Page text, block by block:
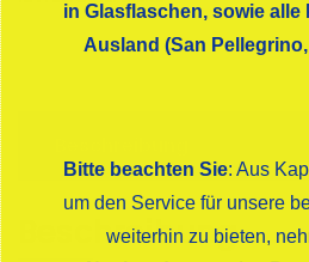
Beschreibung
in Glasflaschen, sowie
Ausland (San
Bitte beachten Sie: Aus
um den Service für unsere
weiterhin zu bieten,